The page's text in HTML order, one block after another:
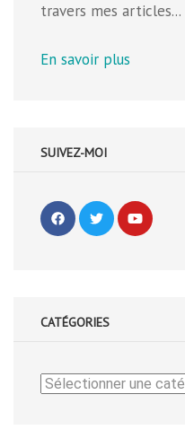
travers mes articles...
En savoir plus
SUIVEZ-MOI
CATÉGORIES
Catégories